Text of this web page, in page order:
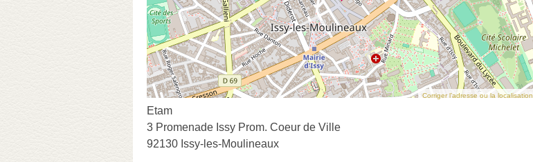
Corriger l’adresse ou la localisation
Etam
3 Promenade Issy Prom. Coeur de Ville
92130 Issy-les-Moulineaux